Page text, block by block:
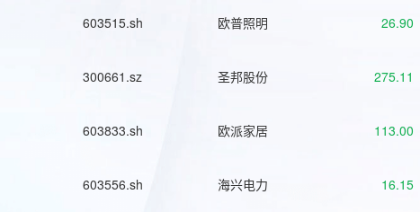
603515.sh 欧普照明 26.90
300661.sz 圣邦股份 275.11
603833.sh 欧派家居 113.00
603556.sh 海兴电力 16.15